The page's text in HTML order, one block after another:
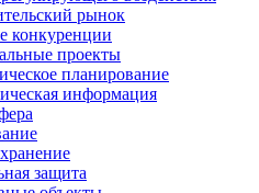
рынок
конкуренции
проекты
планирование
информация
защита